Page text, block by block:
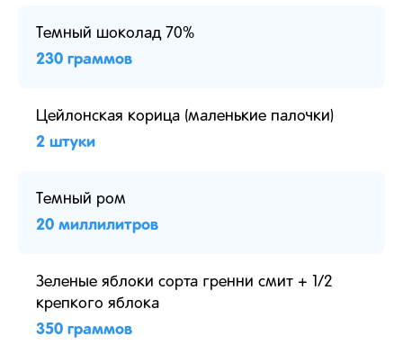
Темный шоколад 70%
230 граммов
Цейлонская корица (маленькие палочки)
2 штуки
Темный ром
20 миллилитров
Зеленые яблоки сорта гренни смит + 1/2
крепкого яблока
350 граммов